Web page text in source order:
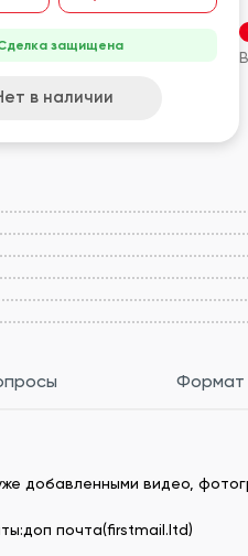
защищена
в наличии
Формат
добавленными видео,
почта(firstmail.ltd)